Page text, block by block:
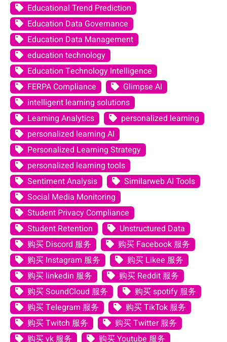
Educational Trend Prediction
Education Data Governance
Education Data Management
education technology
Education Technology Intelligence
FERPA Compliance
Glimpse AI
intelligent learning solutions
Learning Analytics
personalized learning
personalized learning AI
Personalized Learning Strategy
personalized learning tools
Sentiment Analysis
Similarweb AI Tools
Social Media Monitoring
Student Privacy Compliance
Student Retention
Unstructured Data
购买 Discord 服务
购买 Facebook 服务
购买 Instagram 服务
购买 Likee 服务
购买 linkedin 服务
购买 Reddit 服务
购买 SoundCloud 服务
购买 spotify 服务
购买 Telegram 服务
购买 TikTok 服务
购买 Twitch 服务
购买 Twitter 服务
购买 vk 服务
购买 Youtube 服务